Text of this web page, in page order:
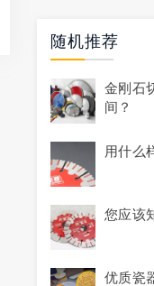
随机推荐
金刚石
间？
用什么
您应该
优质瓷